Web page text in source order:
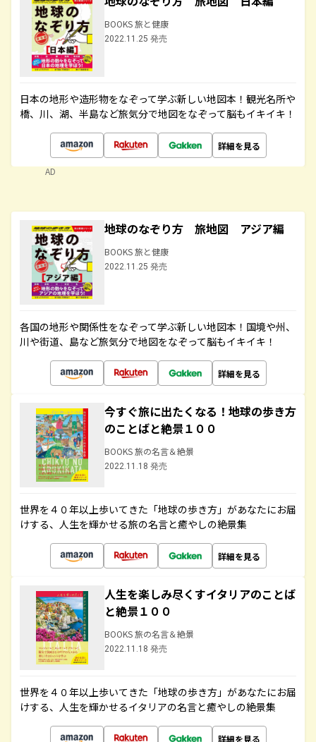
BOOKS 旅と健康
2022.11.25 発売
日本の地形や造形物をなぞって学ぶ新しい地図本！観光名所や
橋、川、湖、半島など旅気分で地図をなぞって脳もイキイキ！
詳細を見る
AD
地球のなぞり方 旅地図 アジア編
BOOKS 旅と健康
2022.11.25 発売
各国の地形や関係性をなぞって学ぶ新しい地図本！国境や州、
川や街道、島など旅気分で地図をなぞって脳もイキイキ！
詳細を見る
今すぐ旅に出たくなる！地球の歩き方
のことばと絶景１００
BOOKS 旅の名言＆絶景
2022.11.18 発売
世界を４０年以上歩いてきた「地球の歩き方」があなたにお届
けする、人生を輝かせる旅の名言と癒やしの絶景集
詳細を見る
人生を楽しみ尽くすイタリアのことば
と絶景１００
BOOKS 旅の名言＆絶景
2022.11.18 発売
世界を４０年以上歩いてきた「地球の歩き方」があなたにお届
けする、人生を輝かせるイタリアの名言と癒やしの絶景集
詳細を見る